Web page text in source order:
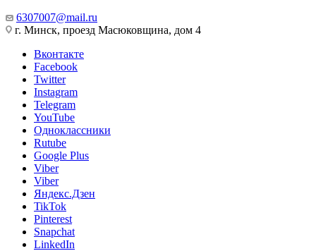
6307007@mail.ru
г. Минск, проезд Масюковщина, дом 4
Вконтакте
Facebook
Twitter
Instagram
Telegram
YouTube
Одноклассники
Rutube
Google Plus
Viber
Viber
Яндекс.Дзен
TikTok
Pinterest
Snapchat
LinkedIn